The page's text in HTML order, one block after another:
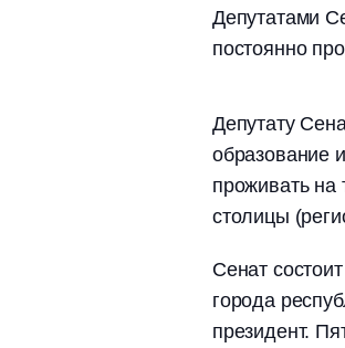
Депутатами
постоянно
Депутату
образование
проживать на
столицы
Сенат
города
президент.